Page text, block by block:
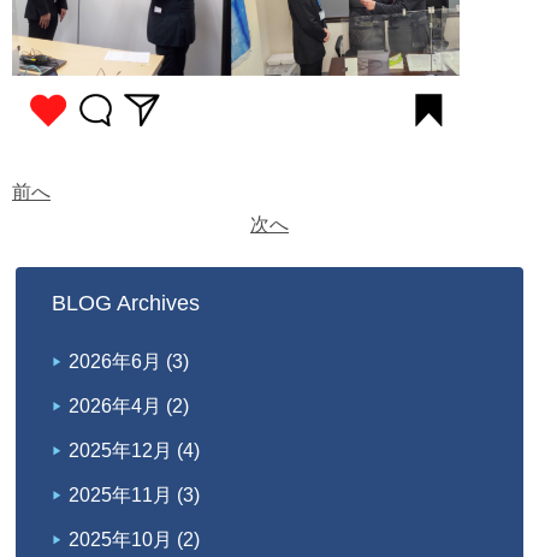
前へ
次へ
BLOG Archives
2026年6月 (3)
2026年4月 (2)
2025年12月 (4)
2025年11月 (3)
2025年10月 (2)